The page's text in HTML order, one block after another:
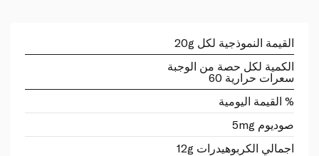
القيمة النموذجية لكل 20g
الكمية لكل حصة من الوجبة
سعرات حرارية 60
% القيمة اليومية
صوديوم 5mg
اجمالي الكربوهيدرات 12g